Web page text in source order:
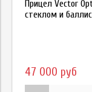
Прицел Vector
стеклом и
47 000 руб